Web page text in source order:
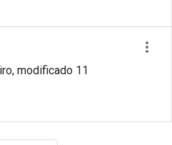
modificado 11